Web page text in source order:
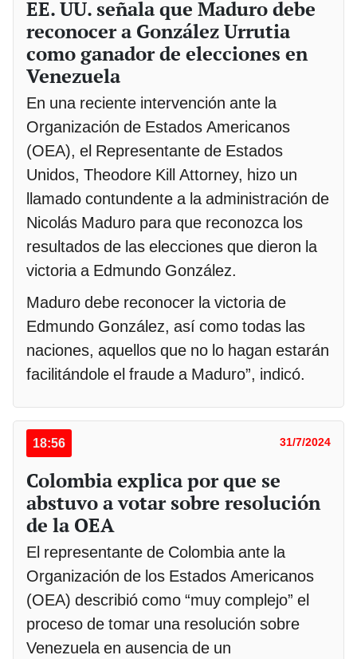
EE. UU. señala que Maduro debe
reconocer a González Urrutia
como ganador de elecciones en
Venezuela
En una reciente intervención ante la
Organización de Estados Americanos
(OEA), el Representante de Estados
Unidos, Theodore Kill Attorney, hizo un
llamado contundente a la administración de
Nicolás Maduro para que reconozca los
resultados de las elecciones que dieron la
victoria a Edmundo González.
Maduro debe reconocer la victoria de
Edmundo González, así como todas las
naciones, aquellos que no lo hagan estarán
facilitándole el fraude a Maduro”, indicó.
18:56 31/7/2024
Colombia explica por que se
abstuvo a votar sobre resolución
de la OEA
El representante de Colombia ante la
Organización de los Estados Americanos
(OEA) describió como “muy complejo” el
proceso de tomar una resolución sobre
Venezuela en ausencia de un